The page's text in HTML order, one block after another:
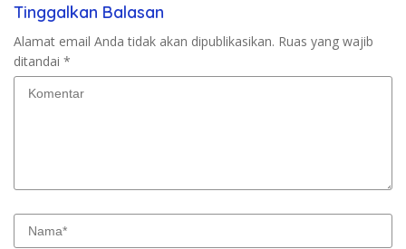
Tinggalkan Balasan
Alamat email Anda tidak akan dipublikasikan. Ruas yang wajib
ditandai *